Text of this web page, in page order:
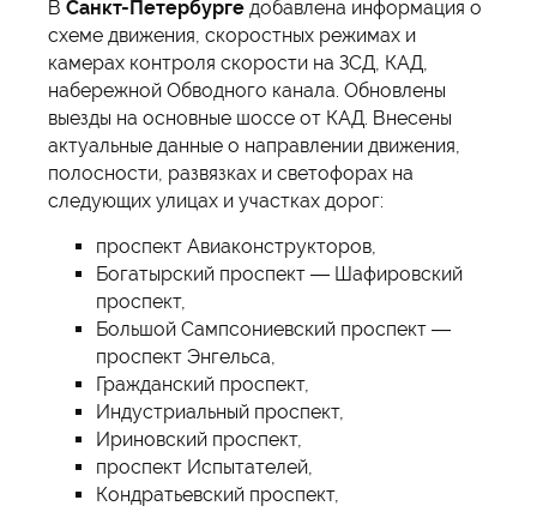
В Санкт-Петербурге добавлена информация о
схеме движения, скоростных режимах и
камерах контроля скорости на ЗСД, КАД,
набережной Обводного канала. Обновлены
выезды на основные шоссе от КАД. Внесены
актуальные данные о направлении движения,
полосности, развязках и светофорах на
следующих улицах и участках дорог:
проспект Авиаконструкторов,
Богатырский проспект — Шафировский
проспект,
Большой Сампсониевский проспект —
проспект Энгельса,
Гражданский проспект,
Индустриальный проспект,
Ириновский проспект,
проспект Испытателей,
Кондратьевский проспект,